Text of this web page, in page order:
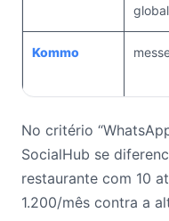
global
Kommo
No critério
SocialHub se
restaurante com 10
1.200/mês contra a